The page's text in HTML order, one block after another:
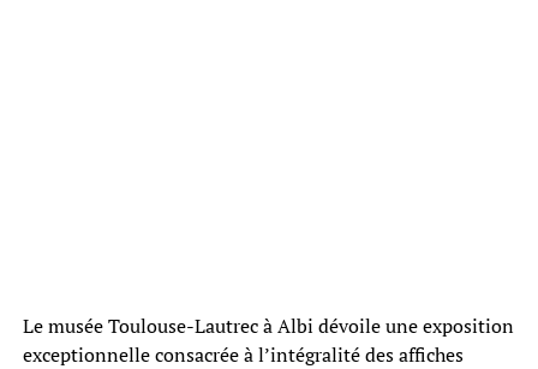
Le musée Toulouse-Lautrec à Albi dévoile une exposition
exceptionnelle consacrée à l’intégralité des affiches